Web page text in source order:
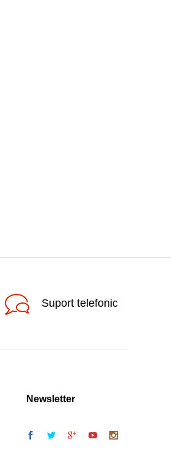
Suport telefonic
Newsletter